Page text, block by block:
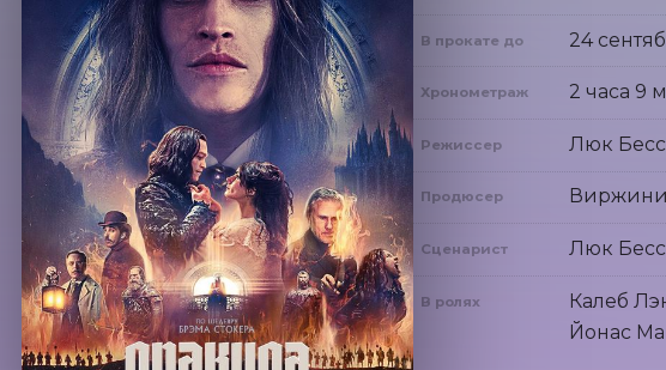
В прокате до 24
Хронометраж 2 часа 9
Режиссер Люк
Продюсер
Сценарист Люк
В ролях
Калеб
Йонас